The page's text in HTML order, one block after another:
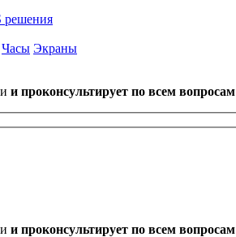
решения
Часы Экраны
и проконсультирует по всем вопросам
и проконсультирует по всем вопросам